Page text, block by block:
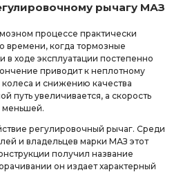
рычагу МАЗ
процессе практически
времени, когда тормозные
ходе эксплуатации постепенно
приводит к неплотному
и снижению качества
путь увеличивается, а скорость
меньшей.
регулировочный рычаг. Среди
и владельцев марки МАЗ этот
получил название
он издает характерный